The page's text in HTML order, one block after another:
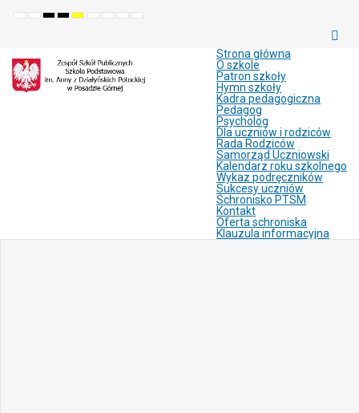
Default
NightHigh
mode
High
mode
High
mode
SetSetMake
Set
Strona główna
O szkole
Patron szkoły
Hymn szkoły
Kadra pedagogiczna
Pedagog
Psycholog
Dla uczniów i rodziców
Rada Rodziców
Samorząd Uczniowski
Kalendarz roku szkolnego
Wykaz podręczników
Sukcesy uczniów
Schronisko PTSM
Kontakt
Oferta schroniska
Klauzula informacyjna